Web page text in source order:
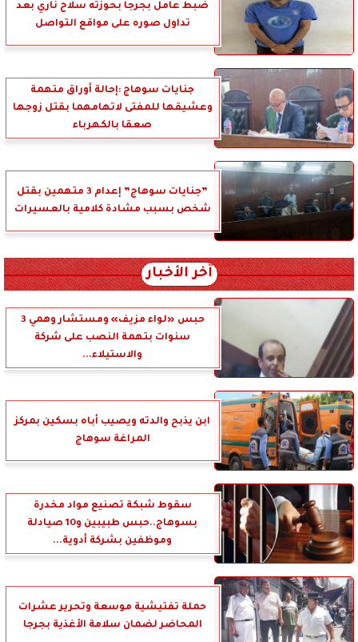
ضبط عامل بجرجا بحوزته سلاح ناري بعد
تداول صوره على مواقع التواصل
جنايات سوهاج :إحالة أوراق متهمة
وعشيقها للمفتى لاتهامهما بقتل زوجها
صعقا بالكهرباء
”جنايات سوهاج” إعدام 3 متهمين بقتل
شخص بسبب مشادة كلامية بالعسيرات
آخر الأخبار
حبس «لواء مزيف» ومستشار وهمي 3
سنوات بتهمة النصب على شركة
والاستيلاء...
ابن يذبح والدته ويصيب أباه بسكين بمركز
المراغة سوهاج
سقوط شبكة تصنيع مواد مخدرة
بسوهاج..حبس طبيبين و10 صيادلة
وموظفين بشركة أدوية...
حملة تفتيشية موسعة وتحرير عشرات
المحاضر لضمان سلامة الأغذية بجرجا